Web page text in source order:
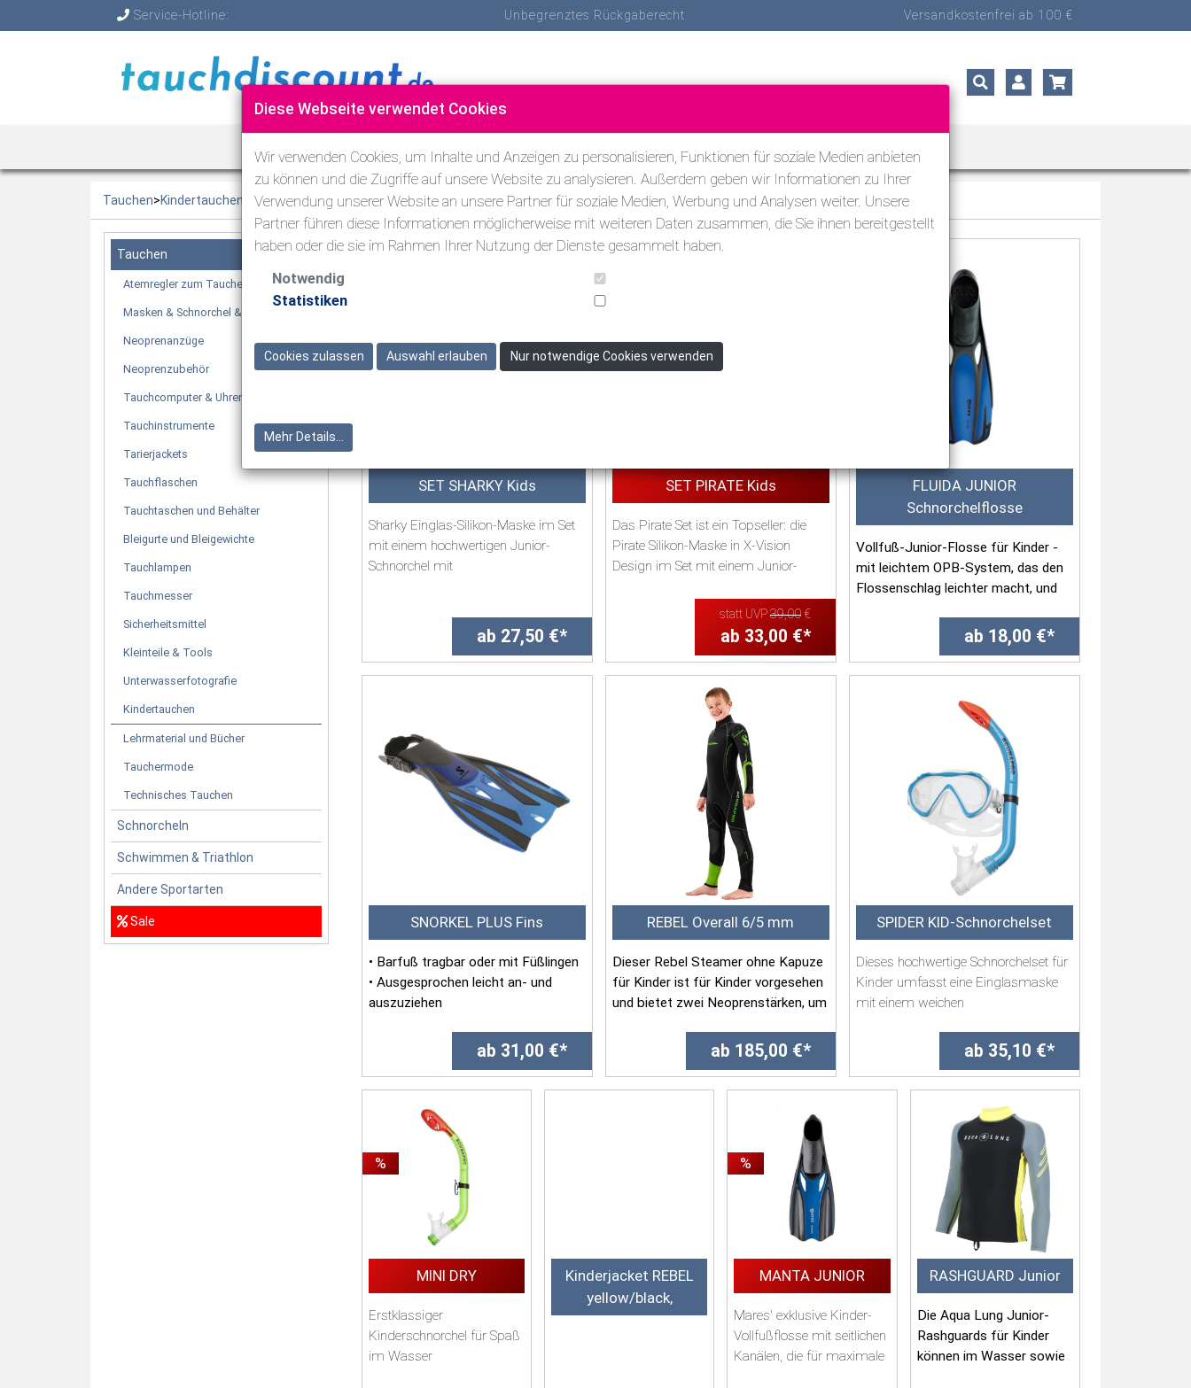
Service-Hotline: Unbegrenztes Rückgaberecht Versandkostenfrei ab 100 €
Tauchen>Kindertauchen
Tauchen
Atemregler zum Tauchen
Masken & Schnorchel & Flossen
Neoprenanzüge
Neoprenzubehör
Tauchcomputer & Uhren
Tauchinstrumente
Tarierjackets
Tauchflaschen
Tauchtaschen und Behälter
Bleigurte und Bleigewichte
Tauchlampen
Tauchmesser
Sicherheitsmittel
Kleinteile & Tools
Unterwasserfotografie
Kindertauchen
Lehrmaterial und Bücher
Tauchermode
Technisches Tauchen
Schnorcheln
Schwimmen & Triathlon
Andere Sportarten
Sale
SET SHARKY Kids
Sharky Einglas-Silikon-Maske im Set
mit einem hochwertigen Junior-
Schnorchel mit
ab 27,50 €*
SET PIRATE Kids
Das Pirate Set ist ein Topseller: die
Pirate Silikon-Maske in X-Vision
Design im Set mit einem Junior-
statt UVP39,00€
ab 33,00 €*
FLUIDA JUNIOR
Schnorchelflosse
Vollfuß-Junior-Flosse für Kinder -
mit leichtem OPB-System, das den
Flossenschlag leichter macht, und
ab 18,00 €*
SNORKEL PLUS Fins
• Barfuß tragbar oder mit Füßlingen
• Ausgesprochen leicht an- und
auszuziehen
ab 31,00 €*
REBEL Overall 6/5 mm
Dieser Rebel Steamer ohne Kapuze
für Kinder ist für Kinder vorgesehen
und bietet zwei Neoprenstärken, um
ab 185,00 €*
SPIDER KID-Schnorchelset
Dieses hochwertige Schnorchelset für
Kinder umfasst eine Einglasmaske
mit einem weichen
ab 35,10 €*
%
MINI DRY
Erstklassiger
Kinderschnorchel für Spaß
im Wasser
Kinderjacket REBEL
yellow/black,
%
MANTA JUNIOR
Mares' exklusive Kinder-
Vollfußflosse mit seitlichen
Kanälen, die für maximale
RASHGUARD Junior
Die Aqua Lung Junior-
Rashguards für Kinder
können im Wasser sowie
Diese Webseite verwendet Cookies
Wir verwenden Cookies, um Inhalte und Anzeigen zu personalisieren, Funktionen für soziale Medien anbieten
zu können und die Zugriffe auf unsere Website zu analysieren. Außerdem geben wir Informationen zu Ihrer
Verwendung unserer Website an unsere Partner für soziale Medien, Werbung und Analysen weiter. Unsere
Partner führen diese Informationen möglicherweise mit weiteren Daten zusammen, die Sie ihnen bereitgestellt
haben oder die sie im Rahmen Ihrer Nutzung der Dienste gesammelt haben.
Notwendig
Statistiken
Cookies zulassen Auswahl erlauben Nur notwendige Cookies verwenden
Mehr Details...